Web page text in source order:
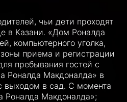
чьи дети проходят
в Казани. «Дом Роналда
компьютерного уголка,
приема и регистрации
пребывания гостей с
Роналда Макдоналда» в
выходом в сад. С момента
Роналда Макдоналда»;